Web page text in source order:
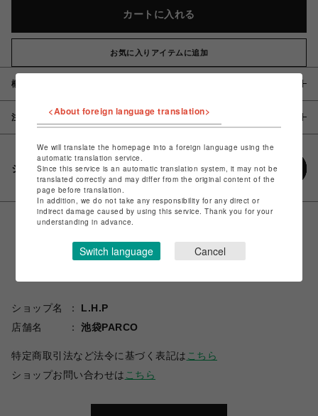
カートに入れる
お気に入りアイテムに追加
概要
注意事項
シェアする
ショップ名
L.H.P
店舗名
池袋PARCO
特定商取引法など法令に基づく表記は こちら
ショップお問い合わせは こちら
<About foreign language translation>
We will translate the homepage into a foreign language using the
automatic translation service.
Since this service is an automatic translation system, it may not be
translated correctly and may differ from the original content of the
page before translation.
In addition, we do not take any responsibility for any direct or
indirect damage caused by using this service. Thank you for your
understanding in advance.
Switch language Cancel